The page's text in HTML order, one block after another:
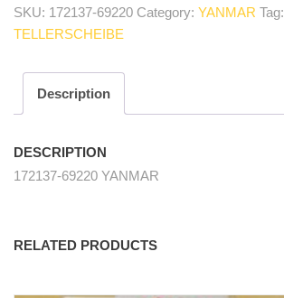
federnd/
grommet
SKU: 172137-69220 Category: YANMAR Tag:
TELLERSCHEIBE
Description
DESCRIPTION
172137-69220 YANMAR
RELATED PRODUCTS